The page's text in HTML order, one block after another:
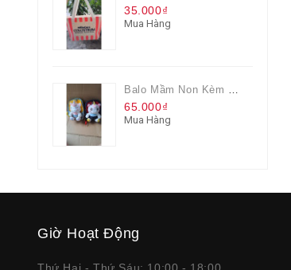
35.000₫
Mua Hàng
Balo Mầm Non Kèm Thú Bông Cho Bé
65.000₫
Mua Hàng
Giờ Hoạt Động